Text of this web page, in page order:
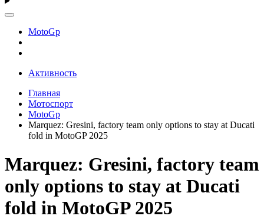
MotoGp
Активность
Главная
Мотоспорт
MotoGp
Marquez: Gresini, factory team only options to stay at Ducati
fold in MotoGP 2025
Marquez: Gresini, factory team
only options to stay at Ducati
fold in MotoGP 2025